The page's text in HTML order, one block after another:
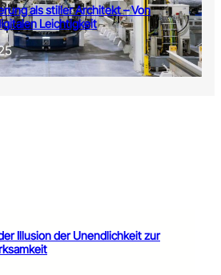
als stiller Architekt – Von
Leichtigkeit
Illusion der Unendlichkeit zur